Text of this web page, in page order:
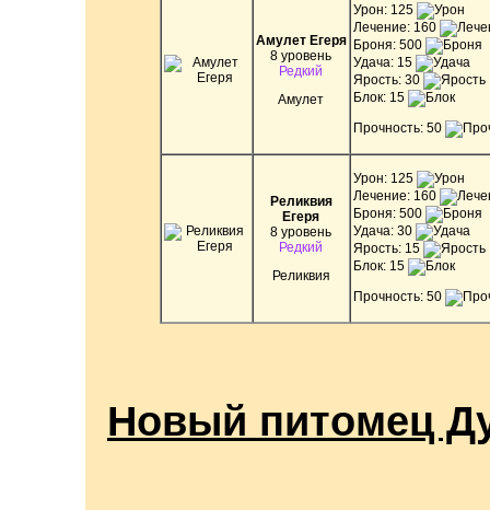
Амулет Егеря
8 уровень
Редкий
Амулет
Урон: 125
Лечение: 160
Броня: 500
Удача: 15
Ярость: 30
Блок: 15
Прочность: 50
Реликвия
Егеря
8 уровень
Редкий
Реликвия
Урон: 125
Лечение: 160
Броня: 500
Удача: 30
Ярость: 15
Блок: 15
Прочность: 50
Новый питомец